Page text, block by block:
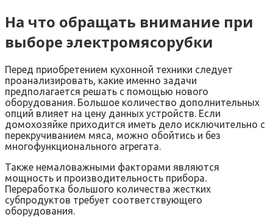
На что обращать внимание при
выборе электромясорубки
Перед приобретением кухонной техники следует
проанализировать, какие именно задачи
предполагается решать с помощью нового
оборудования. Большое количество дополнительных
опций влияет на цену данных устройств. Если
домохозяйке приходится иметь дело исключительно с
перекручиванием мяса, можно обойтись и без
многофункционального агрегата.
Также немаловажными факторами являются
мощность и производительность прибора.
Переработка большого количества жестких
субпродуктов требует соответствующего
оборудования.